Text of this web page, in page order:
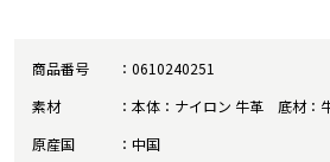
商品番号
0610240251
素材
本体：ナイロン 牛革 底材：
原産国
中国